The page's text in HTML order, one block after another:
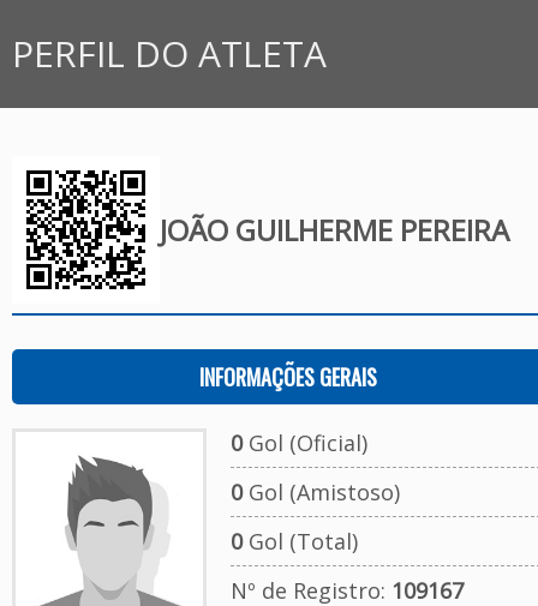
PERFIL DO ATLETA
JOÃO GUILHERME PEREIRA
INFORMAÇÕES GERAIS
0Gol (Oficial)
0Gol (Amistoso)
0Gol (Total)
Nº de Registro: 109167